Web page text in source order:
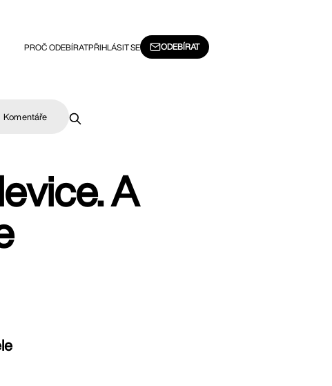
PROČ ODEBÍRATPŘIHLÁSIT SE ODEBÍRAT
Komentáře
A